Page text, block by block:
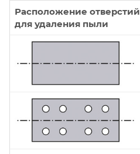
Расположение отверстий
для удаления пыли